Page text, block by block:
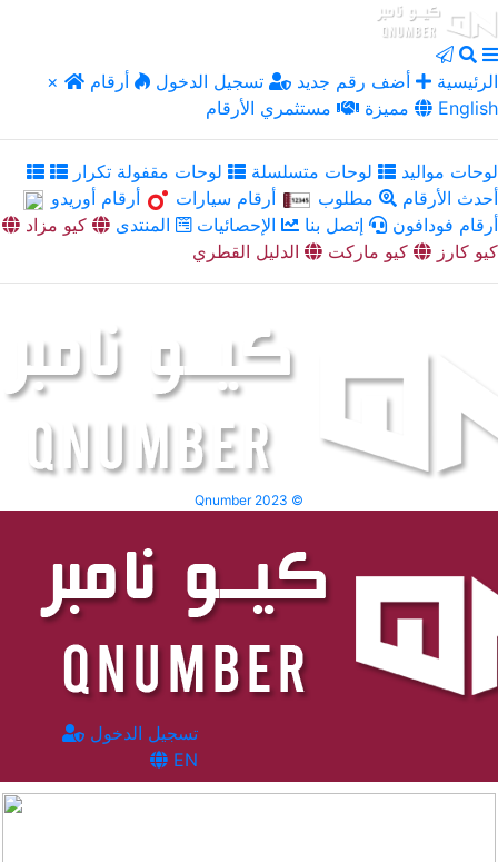
× الرئيسية أضف رقم جديد تسجيل الدخول
أرقام
مميزة
مستثمري الأرقام English
لوحات مواليد لوحات متسلسلة
لوحات مقفولة تكرار
أحدث الأرقام
مطلوب أرقام سيارات
أرقام أوريدو
أرقام فودافون
إتصل بنا الإحصائيات المنتدى
كيو مزاد
كيو كارز
كيو ماركت الدليل القطري
Qnumber 2023 ©
تسجيل الدخول
EN